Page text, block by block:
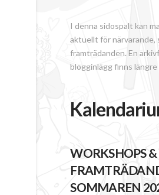
I denna sidospalt kan
aktuellt för närvarande,
framträdanden. En
blogginlägg finns längre
WORKSHOPS &
SOMMAREN